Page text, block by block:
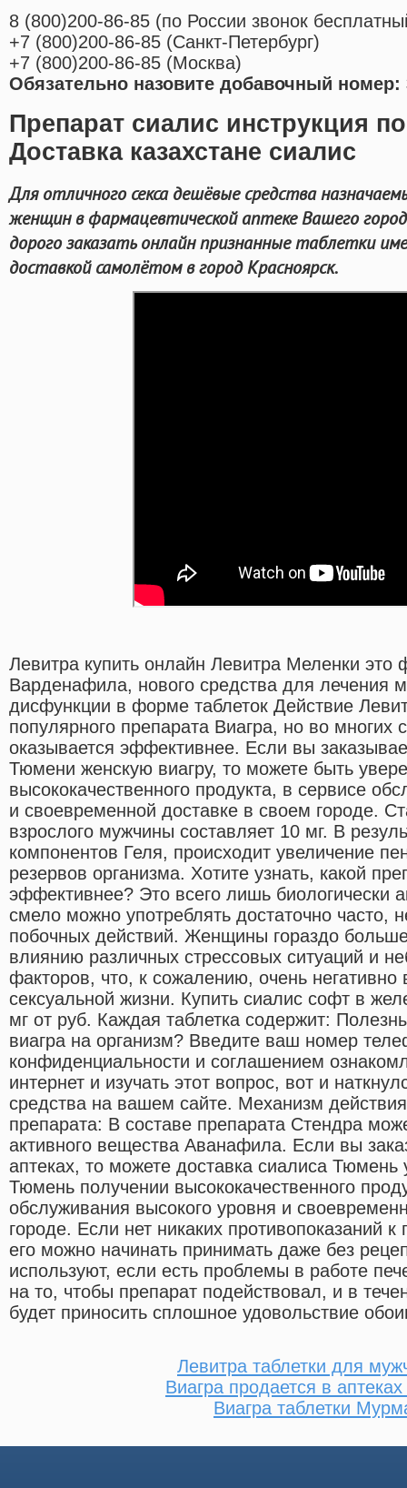
8 (800)200-86-85 (по России звонок
+7 (800)200-86-85 (Санкт-Петербург)
+7 (800)200-86-85 (Москва)
Обязательно назовите добавочный номер:
Препарат сиалис инструкция
Доставка казахстане сиалис
Для отличного секса дешёвые средства
женщин в фармацевтической аптеке Вашего
дорого заказать онлайн признанные таблетки
доставкой самолётом в город Красноярск.
Левитра купить онлайн Левитра Меленки это
Варденафила, нового средства для лечения
дисфункции в форме таблеток Действие
популярного препарата Виагра, но во многих
оказывается эффективнее. Если вы
Тюмени женскую виагру, то можете быть
высококачественного продукта, в сервисе
и своевременной доставке в своем городе.
взрослого мужчины составляет 10 мг. В
компонентов Геля, происходит увеличение
резервов организма. Хотите узнать, какой
эффективнее? Это всего лишь биологически
смело можно употреблять достаточно часто,
побочных действий. Женщины гораздо
влиянию различных стрессовых ситуаций и
факторов, что, к сожалению, очень негативно
сексуальной жизни. Купить сиалис софт в
мг от руб. Каждая таблетка содержит:
виагра на организм? Введите ваш номер
конфиденциальности и соглашением
интернет и изучать этот вопрос, вот и
средства на вашем сайте. Механизм
препарата: В составе препарата Стендра
активного вещества Аванафила. Если вы
аптеках, то можете доставка сиалиса Тюмень
Тюмень получении высококачественного
обслуживания высокого уровня и
городе. Если нет никаких противопоказаний
его можно начинать принимать даже без
используют, если есть проблемы в работе
на то, чтобы препарат подействовал, и в
будет приносить сплошное удовольствие
Левитра таблетки для
Виагра продается в
Виагра таблетки